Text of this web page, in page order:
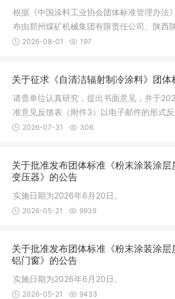
根据《中国涂料工业协会团体标准管理办法
布由郑州煤矿机械集团有限责任公司、陕西
限公司、广东华彩粉末科技有限公司、上海
日。
2026-08-01 197
关于征求《自清洁辐射制冷涂料》团体
请贵单位认真研究，提出书面意见，并于
准意见反馈表（附件3）以电子邮件的形式反
2026-07-31 306
关于批准发布团体标准《粉末涂装涂层
变压器》的公告
实施日期为2026年6月20日。
2026-05-21 9939
关于批准发布团体标准《粉末涂装涂
铝门窗》的公告
实施日期为2026年6月20日。
2026-05-21 9433